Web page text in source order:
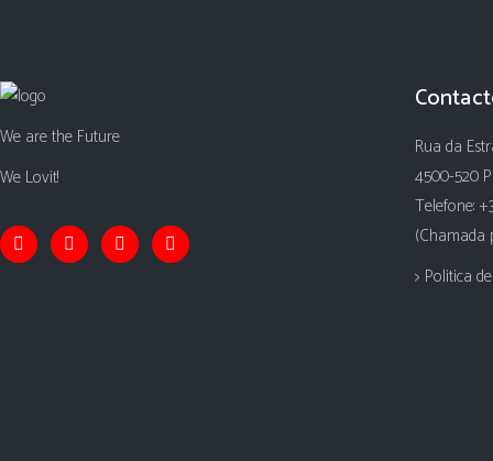
We are the Future
We Lovit!
Rua da
4500-520
Telefone:
(Chamada
> Politica